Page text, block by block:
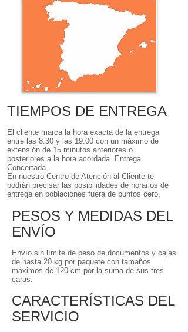
TIEMPOS DE ENTREGA
El cliente marca la hora exacta de la entrega
entre las 8:30 y las 19:00 con un máximo de
extensión de 15 minutos anteriores o
posteriores a la hora acordada. Entrega
Concertada.
En nuestro Centro de Atención al Cliente te
podrán precisar las posibilidades de horarios de
entrega en poblaciones fuera de puntos cero.
PESOS Y MEDIDAS DEL
ENVÍO
Envío sin límite de peso de documentos y cajas
de hasta 20 kg por paquete con tamaños
máximos de 120 cm por la suma de sus tres
caras.
CARACTERÍSTICAS DEL
SERVICIO